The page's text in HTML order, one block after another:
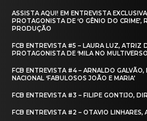
ASSISTA AQUI! EM ENTREVISTA
PROTAGONISTA DE ‘O GÊNIO DO CRIME’,
PRODUÇÃO
FCB ENTREVISTA #5 – LAURA LUZ, ATRIZ
PROTAGONISTA DE ‘MILA NO
FCB ENTREVISTA #4 – ARNALDO
NACIONAL ‘FABULOSOS JOÃO E MARIA’
FCB ENTREVISTA #3 – FILIPE GONTIJO,
FCB ENTREVISTA #2 – OTAVIO LINHARES,